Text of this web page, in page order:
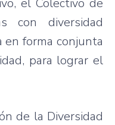
con diversidad
en formaconjunta
, para lograr el
de la Diversidad